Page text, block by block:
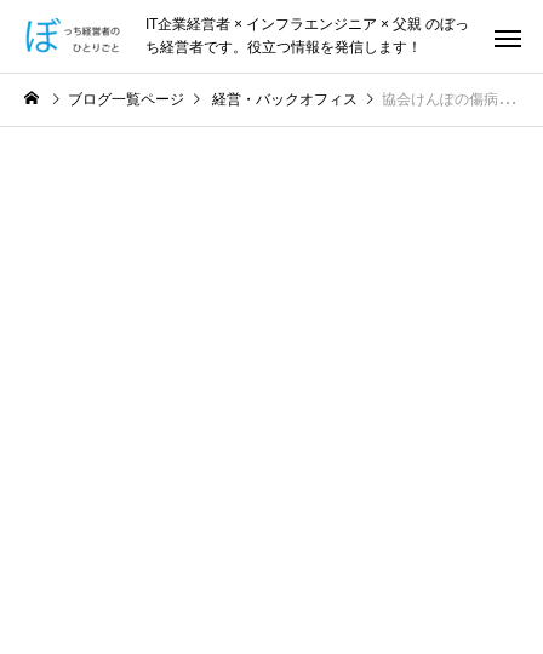
IT企業経営者 × インフラエンジニア × 父親 のぼっ
ち経営者です。役立つ情報を発信します！
ブログ一覧ページ 経営・バックオフィス 協会けんぽの傷病手当金って何？申請方法は？